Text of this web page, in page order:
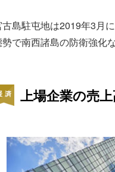
古島駐屯地は2019年3月
で南西諸島の防衛強化
上場企業の売